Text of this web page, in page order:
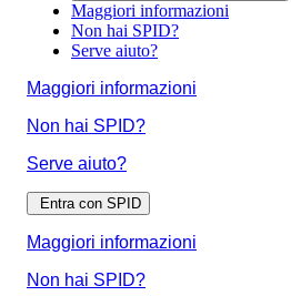
Maggiori informazioni
Non hai SPID?
Serve aiuto?
Maggiori informazioni
Non hai SPID?
Serve aiuto?
Entra con SPID
Maggiori informazioni
Non hai SPID?